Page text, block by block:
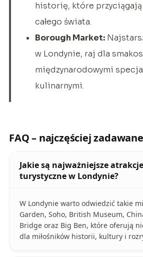
historię, które
całego świata.
Borough Market:
w Londynie, raj dla
międzynarodowymi
kulinarnymi.
FAQ – najczęściej
Jakie są najważniejsze atrakcje
turystyczne w Londynie?
W Londynie warto odwiedzić takie
Garden, Soho, British Museum,
Bridge oraz Big Ben, które oferują
dla miłośników historii, kultury i